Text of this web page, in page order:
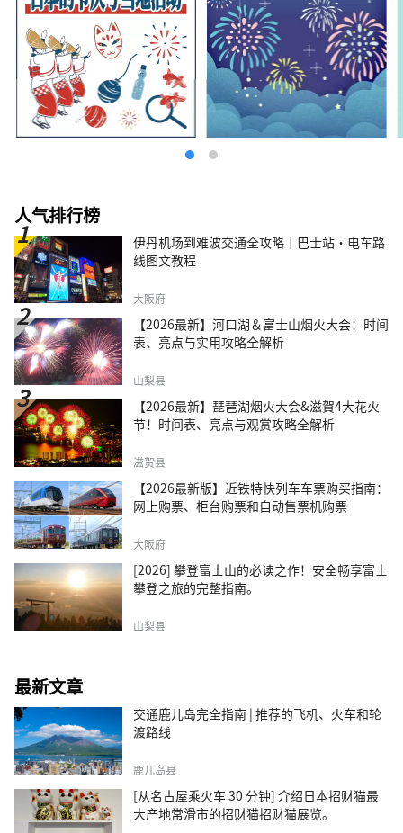
人气排行榜
伊丹机场到难波交通全攻略｜巴士站・电车路
线图文教程
大阪府
【2026最新】河口湖＆富士山烟火大会：时间
表、亮点与实用攻略全解析
山梨县
【2026最新】琵琶湖烟火大会&滋賀4大花火
节！时间表、亮点与观赏攻略全解析
滋贺县
【2026最新版】近铁特快列车车票购买指南：
网上购票、柜台购票和自动售票机购票
大阪府
[2026] 攀登富士山的必读之作！安全畅享富士
攀登之旅的完整指南。
山梨县
最新文章
交通鹿儿岛完全指南 | 推荐的飞机、火车和轮
渡路线
鹿儿岛县
[从名古屋乘火车 30 分钟] 介绍日本招财猫最
大产地常滑市的招财猫招财猫展览。